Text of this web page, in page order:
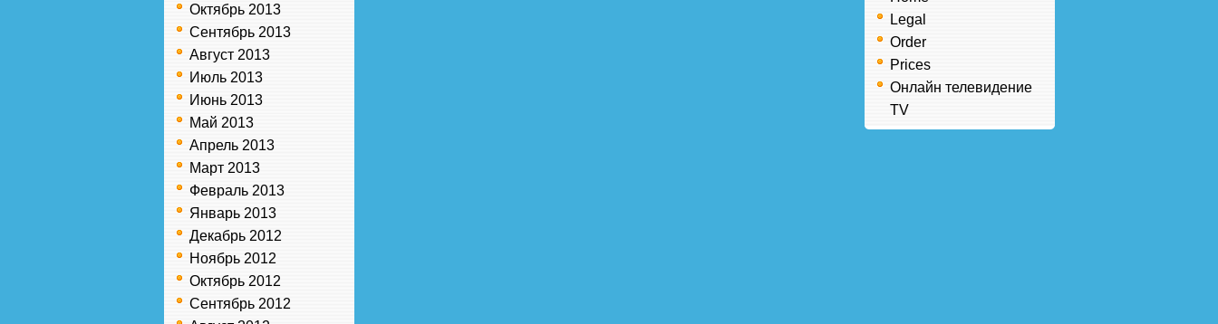
Октябрь 2013
Сентябрь 2013
Август 2013
Июль 2013
Июнь 2013
Май 2013
Апрель 2013
Март 2013
Февраль 2013
Январь 2013
Декабрь 2012
Ноябрь 2012
Октябрь 2012
Сентябрь 2012
Legal
Order
Prices
Онлайн телевидение
TV